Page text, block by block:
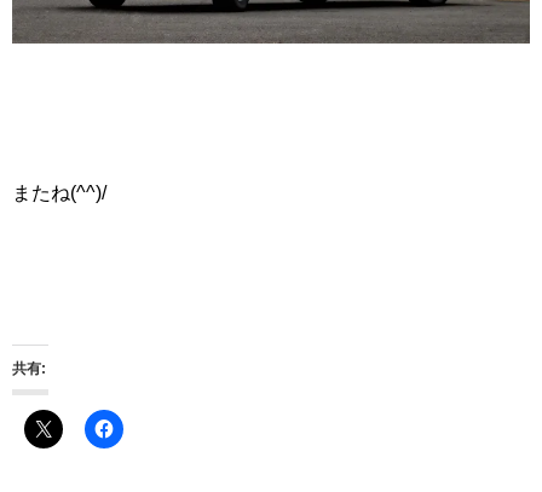
またね(^^)/
共有: